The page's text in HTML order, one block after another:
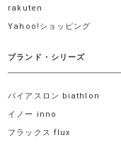
rakuten
Yahoo!ショッピング
ブランド・シリーズ
バイアスロン biathlon
イノー inno
フラックス flux